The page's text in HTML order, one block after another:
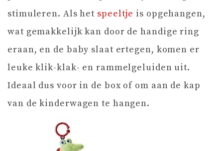
stimuleren. Als het speeltje is opgehangen,
wat gemakkelijk kan door de handige ring
eraan, en de baby slaat ertegen, komen er
leuke klik-klak- en rammelgeluiden uit.
Ideaal dus voor in de box of om aan de kap
van de kinderwagen te hangen.